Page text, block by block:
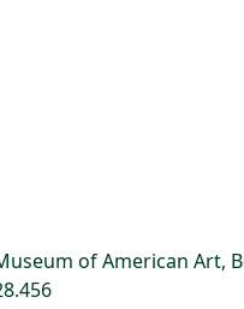
of American Art,